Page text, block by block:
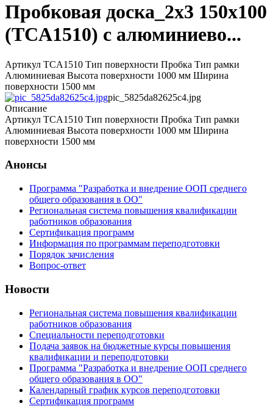
Пробковая доска_2x3 150x100
(TCA1510) с алюминиево...
Артикул TCA1510 Тип поверхности Пробка Тип рамки
Алюминиевая Высота поверхности 1000 мм Ширина
поверхности 1500 мм
pic_5825da82625c4.jpg
Описание
Артикул TCA1510 Тип поверхности Пробка Тип рамки
Алюминиевая Высота поверхности 1000 мм Ширина
поверхности 1500 мм
Анонсы
Программа "Разработка и внедрение ООП среднего
общего образования в ОО"
Региональная система повышения квалификации
работников образования
Сертификация программ
Информация по программам переподготовки
Порядок зачисления
Вопрос-ответ
Новости
Региональная система повышения квалификации
работников образования
Специальности переподготовки
Подача заявок на бюджетные курсы повышения
квалификации и переподготовки
Программа "Разработка и внедрение ООП среднего
общего образования в ОО"
Календарный график курсов переподготовки
Сертификация программ